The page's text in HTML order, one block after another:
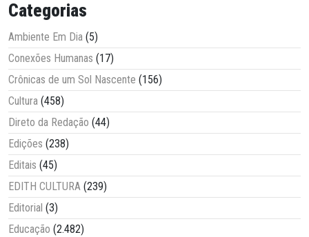
Categorias
Ambiente Em Dia (5)
Conexões Humanas (17)
Crônicas de um Sol Nascente (156)
Cultura (458)
Direto da Redação (44)
Edições (238)
Editais (45)
EDITH CULTURA (239)
Editorial (3)
Educação (2.482)